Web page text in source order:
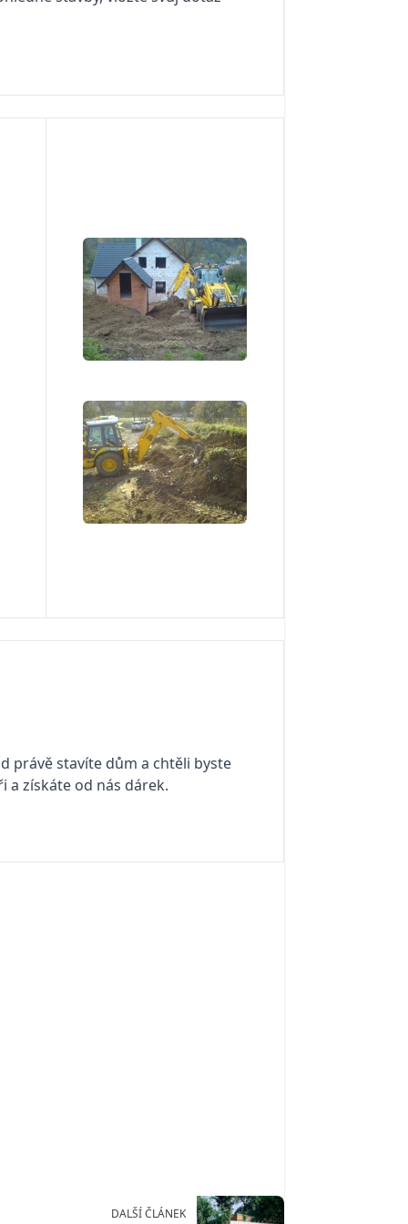
právě stavíte dům a chtěli byste
a získáte od nás dárek.
DALŠÍ ČLÁNEK